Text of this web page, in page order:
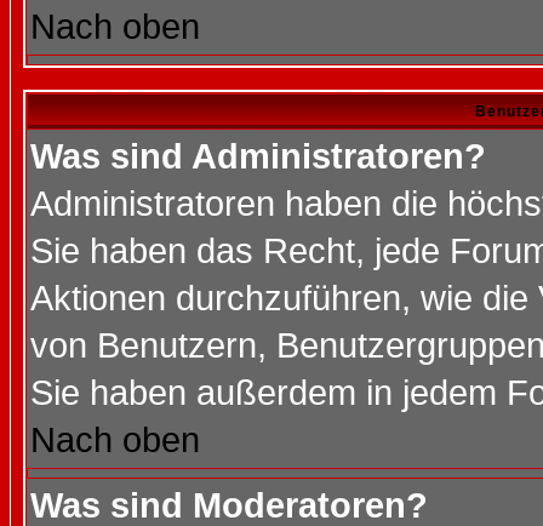
Nach oben
Was sind Administratoren?
Administratoren haben die
Sie haben das Recht, jede
Aktionen durchzuführen, wie
von Benutzern,
Sie haben außerdem in jedem
Nach oben
Was sind Moderatoren?